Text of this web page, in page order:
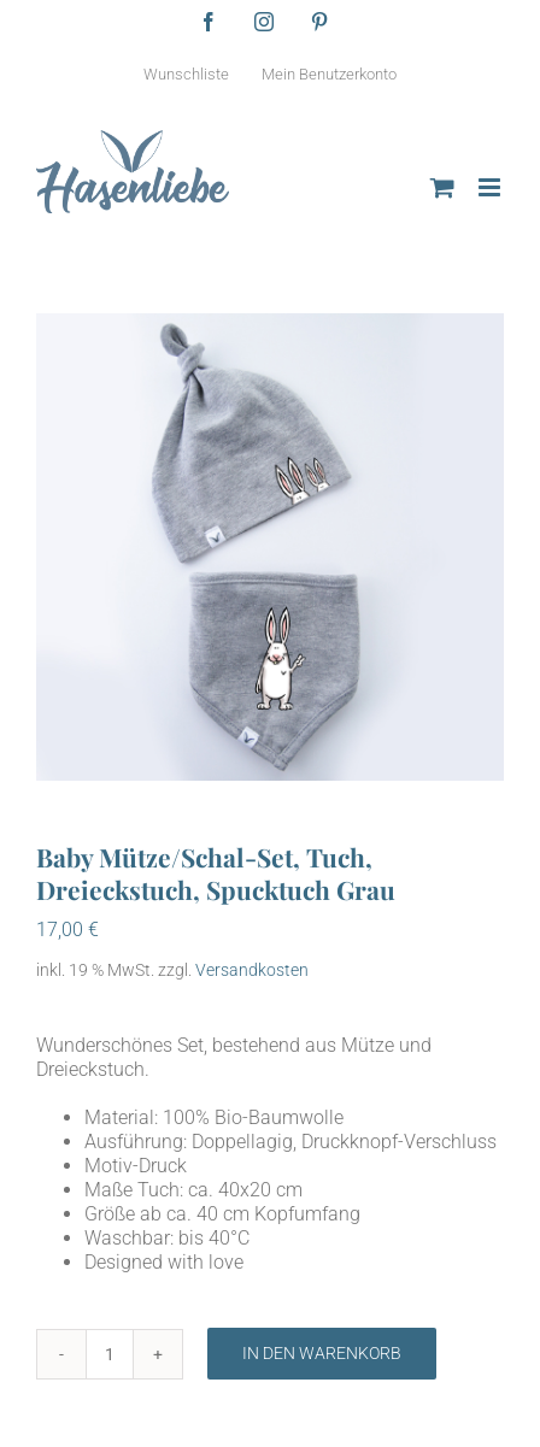
FacebookInstagram
Wunschliste Mein Benutzerkonto
Baby Mütze/Schal-Set, Tuch,
Dreieckstuch, Spucktuch Grau
17,00 €
inkl. 19 % MwSt. zzgl. Versandkosten
Wunderschönes Set, bestehend aus Mütze und
Dreieckstuch.
Material: 100% Bio-Baumwolle
Ausführung: Doppellagig, Druckknopf-Verschluss
Motiv-Druck
Maße Tuch: ca. 40x20 cm
Größe ab ca. 40 cm Kopfumfang
Waschbar: bis 40°C
Designed with love
Baby
IN DEN WARENKORB